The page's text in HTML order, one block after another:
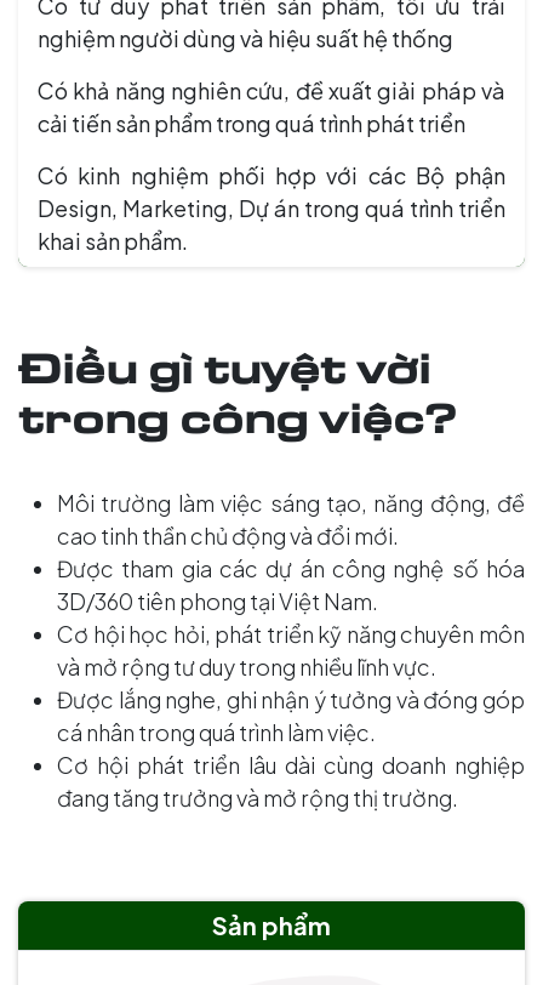
nghiệm người dùng và hiệu suất hệ thống
Có khả năng nghiên cứu, đề xuất giải pháp và
cải tiến sản phẩm trong quá trình phát triển
Có kinh nghiệm phối hợp với các Bộ phận
Design, Marketing, Dự án trong quá trình triển
khai sản phẩm.
Điều gì tuyệt vời
trong công việc?
Môi trường làm việc sáng tạo, năng động, đề
cao tinh thần chủ động và đổi mới.
Được tham gia các dự án công nghệ số hóa
3D/360 tiên phong tại Việt Nam.
Cơ hội học hỏi, phát triển kỹ năng chuyên môn
và mở rộng tư duy trong nhiều lĩnh vực.
Được lắng nghe, ghi nhận ý tưởng và đóng góp
cá nhân trong quá trình làm việc.
Cơ hội phát triển lâu dài cùng doanh nghiệp
đang tăng trưởng và mở rộng thị trường.
Sản phẩm